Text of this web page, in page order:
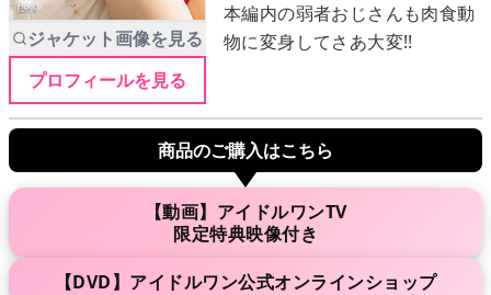
メニュー
▶発売中
ジャケット画像を見る
プロフィールを見る
本編内の弱者おじさんも肉食動
物に変身してさあ大変!!
商品のご購入はこちら
【動画】アイドルワンTV
限定特典映像付き
【DVD】アイドルワン公式オンラインショップ